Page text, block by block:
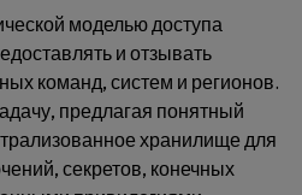
моделью доступа
и отзывать
команд, систем и регионов.
предлагая понятный
хранилище для
секретов, конечных